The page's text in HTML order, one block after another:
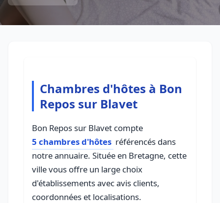
Chambres d'hôtes à Bon
Repos sur Blavet
Bon Repos sur Blavet compte
5 chambres d'hôtes référencés dans
notre annuaire. Située en Bretagne, cette
ville vous offre un large choix
d'établissements avec avis clients,
coordonnées et localisations.